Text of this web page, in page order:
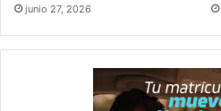
junio 27, 2026